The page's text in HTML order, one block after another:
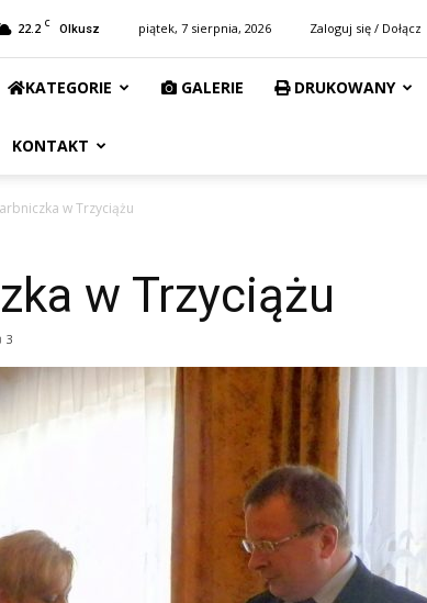
22.2 C Olkusz piątek, 7 sierpnia, 2026 Zaloguj się / Dołącz
KATEGORIE GALERIE DRUKOWANY
KONTAKT
w Trzyciążu
w Trzyciążu
3